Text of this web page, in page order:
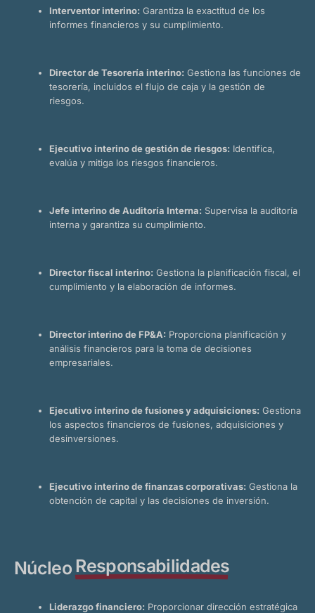
Interventor interino: Garantiza la exactitud de los
informes financieros y su cumplimiento.
Director de Tesorería interino: Gestiona las funciones de
tesorería, incluidos el flujo de caja y la gestión de
riesgos.
Ejecutivo interino de gestión de riesgos: Identifica,
evalúa y mitiga los riesgos financieros.
Jefe interino de Auditoría Interna: Supervisa la auditoría
interna y garantiza su cumplimiento.
Director fiscal interino: Gestiona la planificación fiscal, el
cumplimiento y la elaboración de informes.
Director interino de FP&A: Proporciona planificación y
análisis financieros para la toma de decisiones
empresariales.
Ejecutivo interino de fusiones y adquisiciones: Gestiona
los aspectos financieros de fusiones, adquisiciones y
desinversiones.
Ejecutivo interino de finanzas corporativas: Gestiona la
obtención de capital y las decisiones de inversión.
Núcleo Responsabilidades
Liderazgo financiero: Proporcionar dirección estratégica